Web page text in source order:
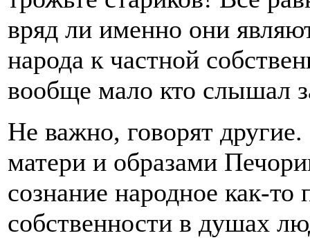
вряд ли именно они
народа к частной
вообще мало кто слышал
Не важно, говорят
матери и образами
сознание народное как-то
собственности в душах